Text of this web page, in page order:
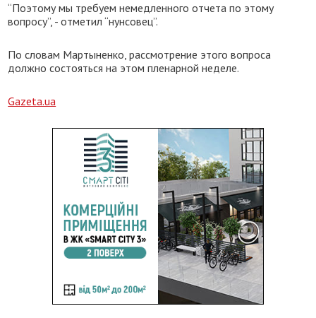
“Поэтому мы требуем немедленного отчета по этому
вопросу”, - отметил “нунсовец”.
По словам Мартыненко, рассмотрение этого вопроса
должно состояться на этом пленарной неделе.
Gazeta.ua